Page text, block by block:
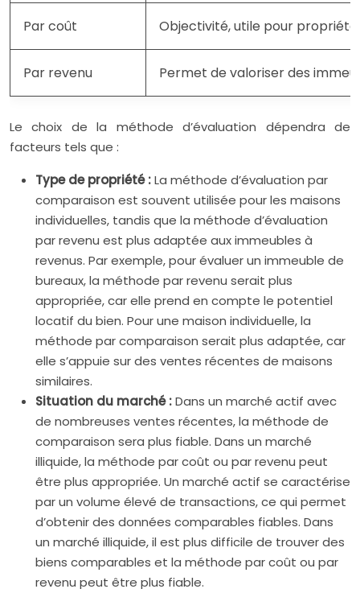
Par coût Objectivité, utile pour
Par revenu Permet de valoriser des
Le choix de la méthode d’évaluation dépendra de
facteurs tels que :
Type de propriété :La méthode d’évaluation par
comparaison est souvent utilisée pour les maisons
individuelles, tandis que la méthode d’évaluation
par revenu est plus adaptée aux immeubles à
revenus. Par exemple, pour évaluer un immeuble de
bureaux, la méthode par revenu serait plus
appropriée, car elle prend en compte le potentiel
locatif du bien. Pour une maison individuelle, la
méthode par comparaison serait plus adaptée, car
elle s’appuie sur des ventes récentes de maisons
similaires.
Situation du marché :Dans un marché actif avec
de nombreuses ventes récentes, la méthode de
comparaison sera plus fiable. Dans un marché
illiquide, la méthode par coût ou par revenu peut
être plus appropriée. Un marché actif se caractérise
par un volume élevé de transactions, ce qui permet
d’obtenir des données comparables fiables. Dans
un marché illiquide, il est plus difficile de trouver des
biens comparables et la méthode par coût ou par
revenu peut être plus fiable.